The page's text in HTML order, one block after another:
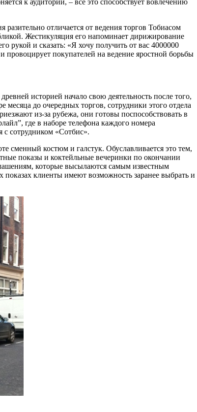
к аудитории, – все это способствует вовлечению
отличается от ведения торгов Тобиасом
Жестикуляция его напоминает дирижирование
рукой и сказать: «Я хочу получить от вас 4000000
провоцирует покупателей на ведение яростной борьбы
историей начало свою деятельность после того,
месяца до очередных торгов, сотрудники этого отдела
из-за рубежа, они готовы поспособствовать в
где в наборе телефона каждого номера
с сотрудником «Сотбис».
сменный костюм и галстук. Обуславливается это тем,
показы и коктейльные вечеринки по окончании
которые высылаются самым известным
клиенты имеют возможность заранее выбрать и